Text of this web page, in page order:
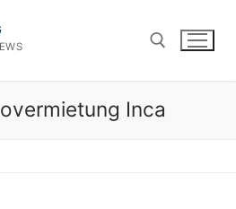
Suchen nach:
Inca